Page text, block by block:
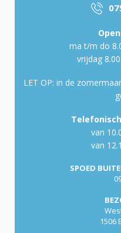
ma t/m do
vrijdag
LET OP: in de
van
van
SPOED
1506